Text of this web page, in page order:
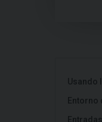
Usando
Entorno